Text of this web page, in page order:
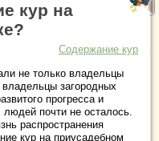
кур на
Содержание кур
не только владельцы
загородных
прогресса и
почти не осталось.
распространения
кур на приусадебном